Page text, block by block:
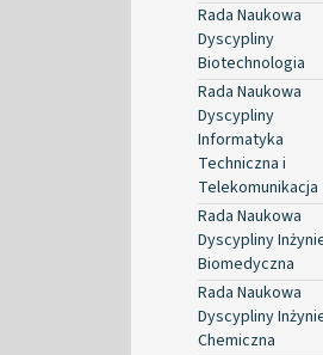
Rada Naukowa
Dyscypliny
Biotechnologia
Rada Naukowa
Dyscypliny
Informatyka
Techniczna i
Telekomunikacja
Rada Naukowa
Dyscypliny
Biomedyczna
Rada Naukowa
Dyscypliny
Chemiczna